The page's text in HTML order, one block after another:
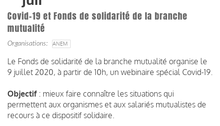
Covid-19 et Fonds de solidarité de la branche
mutualité
Organisations ANEM
Le Fonds de solidarité de la branche mutualité organise le
9 juillet 2020, à partir de 10h, un webinaire spécial Covid-19.
Objectif : mieux faire connaître les situations qui
permettent aux organismes et aux salariés mutualistes de
recours à ce dispositif solidaire.